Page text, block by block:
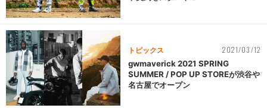
トピックス 2021/03/12
gwmaverick 2021 SPRING
SUMMER / POP UP STOREが渋谷や
名古屋でオープン